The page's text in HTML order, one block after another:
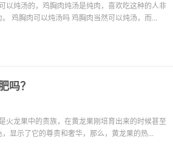
以炖汤的，鸡胸肉炖汤是纯肉，喜欢吃这种的人非
鸡胸肉可以炖汤吗 鸡胸肉当然可以炖汤，而...
吗？
火龙果中的贵族，在黄龙果刚培育出来的时候甚至
显示了它的尊贵和奢华，那么，黄龙果的热...